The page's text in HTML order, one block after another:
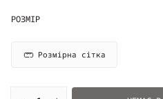
РОЗМІР
Розмірна сітка